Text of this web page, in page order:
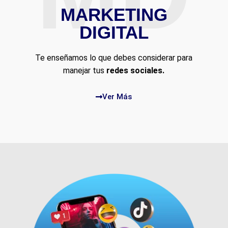
MARKETING
DIGITAL
Te enseñamos lo que debes considerar para
manejar tus redes sociales.
Ver Más